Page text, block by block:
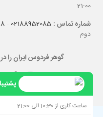
21:00
شماره تماس : 02188952085
-
دوم
گوهر فردوس ایران را
ساعت کاری از 10:30 الی 21:00